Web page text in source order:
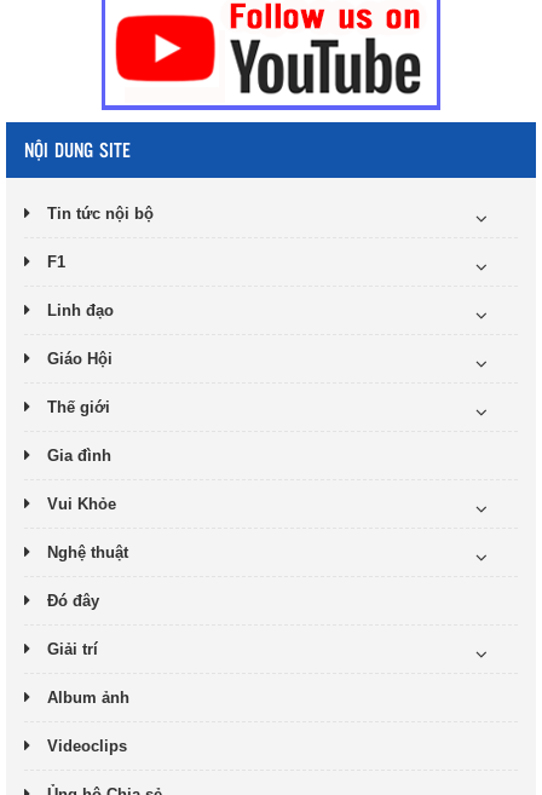
NỘI DUNG SITE
Tin tức nội bộ
F1
Linh đạo
Giáo Hội
Thế giới
Gia đình
Vui Khỏe
Nghệ thuật
Đó đây
Giải trí
Album ảnh
Videoclips